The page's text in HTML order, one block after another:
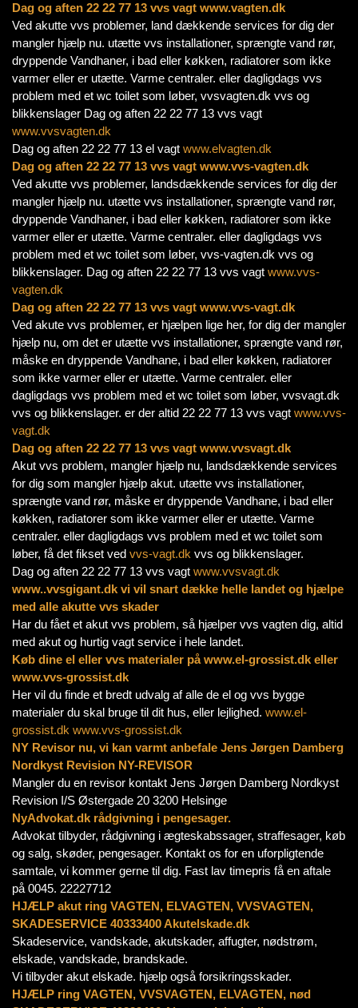
Dag og aften 22 22 77 13 vvs vagt www.vagten.dk
Ved akutte vvs problemer, land dækkende services for dig der
mangler hjælp nu. utætte vvs installationer, sprængte vand rør,
dryppende Vandhaner, i bad eller køkken, radiatorer som ikke
varmer eller er utætte. Varme centraler. eller dagligdags vvs
problem med et wc toilet som løber, vvsvagten.dk vvs og
blikkenslager Dag og aften 22 22 77 13 vvs vagt
www.vvsvagten.dk
Dag og aften 22 22 77 13 el vagt www.elvagten.dk
Dag og aften 22 22 77 13 vvs vagt www.vvs-vagten.dk
Ved akutte vvs problemer, landsdækkende services for dig der
mangler hjælp nu. utætte vvs installationer, sprængte vand rør,
dryppende Vandhaner, i bad eller køkken, radiatorer som ikke
varmer eller er utætte. Varme centraler. eller dagligdags vvs
problem med et wc toilet som løber, vvs-vagten.dk vvs og
blikkenslager. Dag og aften 22 22 77 13 vvs vagt www.vvs-
vagten.dk
Dag og aften 22 22 77 13 vvs vagt www.vvs-vagt.dk
Ved akute vvs problemer, er hjælpen lige her, for dig der mangler
hjælp nu, om det er utætte vvs installationer, sprængte vand rør,
måske en dryppende Vandhane, i bad eller køkken, radiatorer
som ikke varmer eller er utætte. Varme centraler. eller
dagligdags vvs problem med et wc toilet som løber, vvsvagt.dk
vvs og blikkenslager. er der altid 22 22 77 13 vvs vagt www.vvs-
vagt.dk
Dag og aften 22 22 77 13 vvs vagt www.vvsvagt.dk
Akut vvs problem, mangler hjælp nu, landsdækkende services
for dig som mangler hjælp akut. utætte vvs installationer,
sprængte vand rør, måske er dryppende Vandhane, i bad eller
køkken, radiatorer som ikke varmer eller er utætte. Varme
centraler. eller dagligdags vvs problem med et wc toilet som
løber, få det fikset ved vvs-vagt.dk vvs og blikkenslager.
Dag og aften 22 22 77 13 vvs vagt www.vvsvagt.dk
www..vvsgigant.dk vi vil snart dække helle landet og hjælpe
med alle akutte vvs skader
Har du fået et akut vvs problem, så hjælper vvs vagten dig, altid
med akut og hurtig vagt service i hele landet.
Køb dine el eller vvs materialer på www.el-grossist.dk eller
www.vvs-grossist.dk
Her vil du finde et bredt udvalg af alle de el og vvs bygge
materialer du skal bruge til dit hus, eller lejlighed. www.el-
grossist.dk www.vvs-grossist.dk
NY Revisor nu, vi kan varmt anbefale Jens Jørgen Damberg
Nordkyst Revision NY-REVISOR
Mangler du en revisor kontakt Jens Jørgen Damberg Nordkyst
Revision I/S Østergade 20 3200 Helsinge
NyAdvokat.dk rådgivning i pengesager.
Advokat tilbyder, rådgivning i ægteskabssager, straffesager, køb
og salg, skøder, pengesager. Kontakt os for en uforpligtende
samtale, vi kommer gerne til dig. Fast lav timepris få en aftale
på 0045. 22227712
HJÆLP akut ring VAGTEN, ELVAGTEN, VVSVAGTEN,
SKADESERVICE 40333400 Akutelskade.dk
Skadeservice, vandskade, akutskader, affugter, nødstrøm,
elskade, vandskade, brandskade.
Vi tilbyder akut elskade. hjælp også forsikringsskader.
HJÆLP ring VAGTEN, VVSVAGTEN, ELVAGTEN, nød